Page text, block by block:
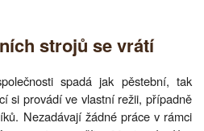
strojů se vrátí
spadá jak pěstební, tak
si provádí ve vlastní režii, případně
Nezadávají žádné práce v rámci